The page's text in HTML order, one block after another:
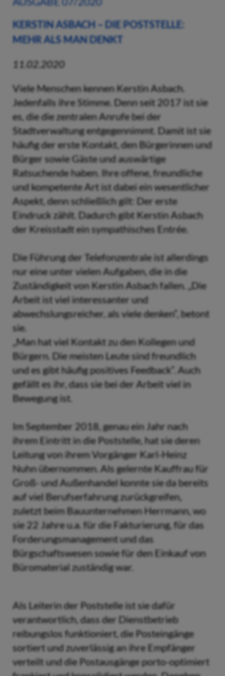
KERSTIN ASBACH – DIE POSTSTELLE:
MEHR ALS MAN DENKT
11.02.2020
Viele Menschen kennen Kerstin Asbach.
Jedenfalls ihre Stimme. Denn seit 2017 ist sie
es, die die zentralen Anrufe bei der
Stadtverwaltung entgegennimmt. Damit ist sie
häufig der erste Kontakt, den Bürgerinnen und
Bürger sowie Gäste und auswärtige
Ratsuchende haben. Ihre offene, freundliche
und kompetente Art ist dabei ein wesentlicher
Aspekt, denn schließlich gilt: Der erste
Eindruck zählt. Dadurch gibt Kerstin Asbach
der Kreisstadt ein sympathisches Entrée.
Die Führung der Telefonzentrale ist allerdings
nur eine unter vielen Aufgaben, die in die
Zuständigkeit von Kerstin Asbach fallen. „Die
Arbeit ist viel interessanter und
abwechslungsreicher, als viele denken“, betont
sie.
„Man hat viel Kontakt zu den Kollegen und
Bürgern. Die meisten Leute sind freundlich
und es gibt häufig positives Feedback“. Auch
gefällt es ihr, dass sie bei der Arbeit viel in
Bewegung ist.
Im September 2018, genau ein Jahr nach
ihrem Eintritt in die Poststelle, hat sie deren
Leitung von ihrem Vorgänger Karl-Heinz
Nuhn übernommen. Als gelernte Kauffrau für
Groß- und Außenhandel konnte sie da bereits
auf viel Berufserfahrung zurückgreifen,
zuletzt beim Bauunternehmen Herrmann, wo
sie 22 Jahre u.a. für die Fakturierung, für das
Forderungsmanagement und das
Bürgschaftswesen sowie für den Einkauf von
Büromaterial zuständig war.
Als Leiterin der Poststelle ist sie dafür
verantwortlich, dass der Dienstbetrieb
reibungslos funktioniert, die Posteingänge
sortiert und zuverlässig an ihre Empfänger
verteilt und die Postausgänge porto-optimiert